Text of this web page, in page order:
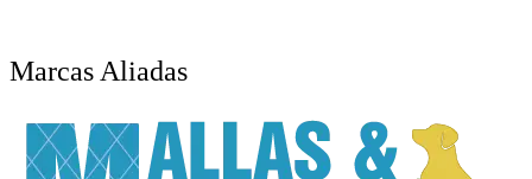
Marcas Aliadas